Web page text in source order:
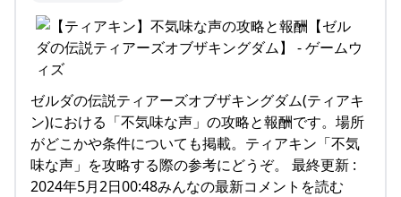
ティアキン 攻略
ゼルダの伝説ティアーズオブザキングダム(ティアキ
ン)における「不気味な声」の攻略と報酬です。場所
がどこかや条件についても掲載。ティアキン「不気
味な声」を攻略する際の参考にどうぞ。 最終更新 :
2024年5月2日00:48みんなの最新コメントを読む